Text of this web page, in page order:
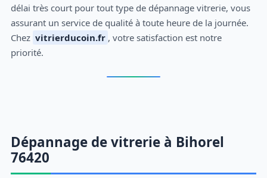
délai très court pour tout type de dépannage vitrerie, vous
assurant un service de qualité à toute heure de la journée.
Chez vitrierducoin.fr , votre satisfaction est notre
priorité.
Dépannage de vitrerie à Bihorel
76420